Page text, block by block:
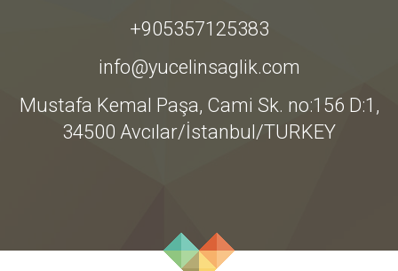
+905357125383
info@yucelinsaglik.com
Mustafa Kemal Paşa, Cami Sk. no:156 D:1,
34500 Avcılar/İstanbul/TURKEY